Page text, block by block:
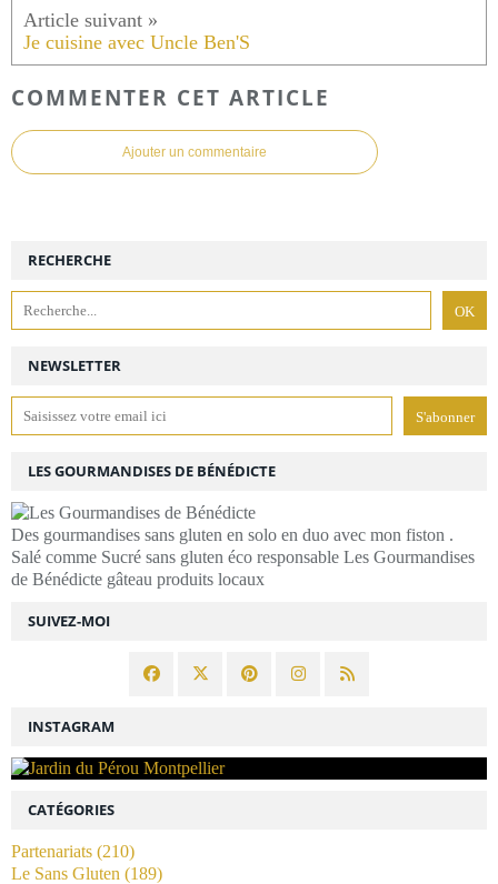
Je cuisine avec Uncle Ben'S
COMMENTER CET ARTICLE
Ajouter un commentaire
NEWSLETTER
SUIVEZ-MOI
RECHERCHE
LES GOURMANDISES DE BÉNÉDICTE
Des gourmandises sans gluten en solo en duo avec mon fiston .
Salé comme Sucré sans gluten éco responsable Les Gourmandises
de Bénédicte gâteau produits locaux
INSTAGRAM
CATÉGORIES
Partenariats (210)
Le Sans Gluten (189)